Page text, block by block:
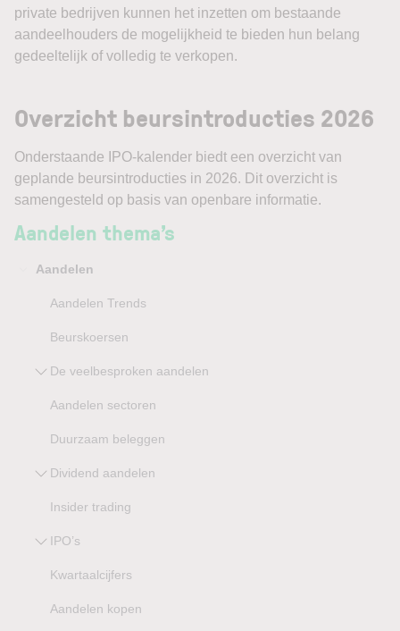
private bedrijven kunnen het inzetten om bestaande
aandeelhouders de mogelijkheid te bieden hun belang
gedeeltelijk of volledig te verkopen.
Overzicht beursintroducties 2026
Onderstaande IPO-kalender biedt een overzicht van
geplande beursintroducties in 2026. Dit overzicht is
samengesteld op basis van openbare informatie.
Aandelen thema’s
Aandelen
Aandelen Trends
Beurskoersen
De veelbesproken aandelen
Aandelen sectoren
Duurzaam beleggen
Dividend aandelen
Insider trading
IPO’s
Kwartaalcijfers
Aandelen kopen